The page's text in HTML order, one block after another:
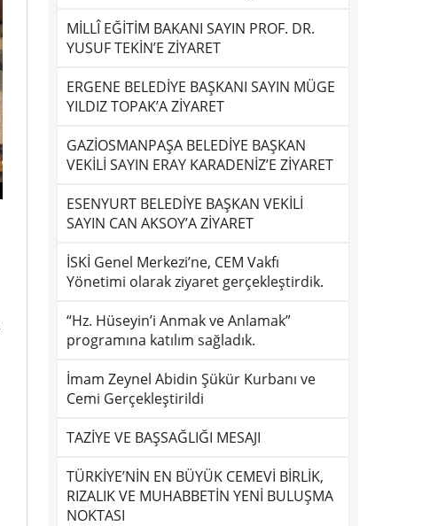
MİLLÎ EĞİTİM BAKANI SAYIN PROF. DR.
YUSUF TEKİN’E ZİYARET
ERGENE BELEDİYE BAŞKANI SAYIN MÜGE
YILDIZ TOPAK’A ZİYARET
GAZİOSMANPAŞA BELEDİYE BAŞKAN
VEKİLİ SAYIN ERAY KARADENİZ’E ZİYARET
ESENYURT BELEDİYE BAŞKAN VEKİLİ
SAYIN CAN AKSOY’A ZİYARET
İSKİ Genel Merkezi’ne, CEM Vakfı
Yönetimi olarak ziyaret gerçekleştirdik.
“Hz. Hüseyin’i Anmak ve Anlamak”
programına katılım sağladık.
İmam Zeynel Abidin Şükür Kurbanı ve
Cemi Gerçekleştirildi
TAZİYE VE BAŞSAĞLIĞI MESAJI
TÜRKİYE’NİN EN BÜYÜK CEMEVİ BİRLİK,
RIZALIK VE MUHABBETİN YENİ BULUŞMA
NOKTASI